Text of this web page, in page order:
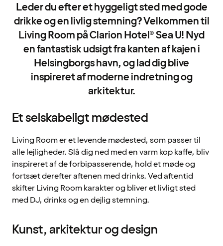
Leder du efter et hyggeligt sted med gode
drikke og en livlig stemning? Velkommen til
Living Room på Clarion Hotel® Sea U! Nyd
en fantastisk udsigt fra kanten af kajen i
Helsingborgs havn, og lad dig blive
inspireret af moderne indretning og
arkitektur.
Et selskabeligt mødested
Living Room er et levende mødested, som passer til
alle lejligheder. Slå dig ned med en varm kop kaffe, bliv
inspireret af de forbipasserende, hold et møde og
fortsæt derefter aftenen med drinks. Ved aftentid
skifter Living Room karakter og bliver et livligt sted
med DJ, drinks og en dejlig stemning.
Kunst, arkitektur og design